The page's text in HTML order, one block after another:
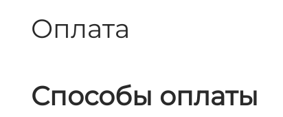
Оплата
Способы оплаты